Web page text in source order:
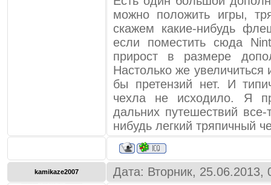
можно положить игры,
скажем какие-нибудь
если поместить сюда
прирост в размере
Настолько же
бы претензий нет. И
чехла не исходило. Я
дальних путешествий
нибудь легкий тряпичный
kamikaze2007 Дата: Вторник,